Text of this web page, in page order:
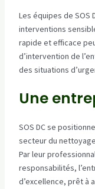
Les équipes de SOS
interventions
rapide et efficace
d’intervention de
des situations
Une
SOS DC se
secteur du
Par leur
responsabilités,
d’excellence, prêt à